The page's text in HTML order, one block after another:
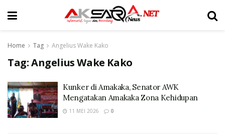
Home Tag Angelius Wake Kako
Tag:Angelius Wake Kako
Kunker di Amakaka, Senator AWK
Mengatakan Amakaka Zona Kehidupan
11 MEI 2026 0